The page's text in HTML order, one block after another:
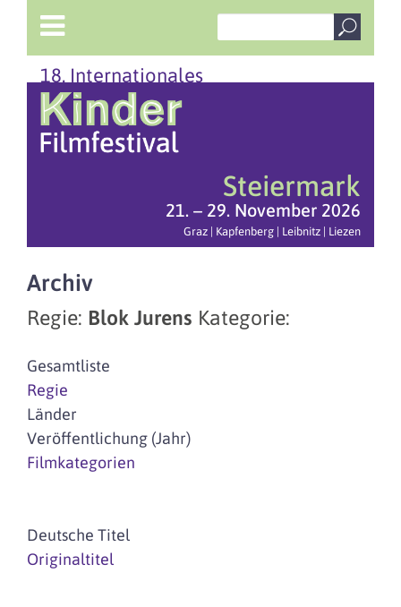
18. Internationales
Steiermark
21. – 29. November 2026
Graz | Kapfenberg | Leibnitz | Liezen
Archiv
Regie: Blok Jurens Kategorie:
Gesamtliste
Regie
Länder
Veröffentlichung (Jahr)
Filmkategorien
Deutsche Titel
Originaltitel